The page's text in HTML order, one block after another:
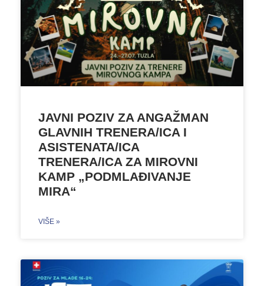
JAVNI POZIV ZA ANGAŽMAN
GLAVNIH TRENERA/ICA I
ASISTENATA/ICA
TRENERA/ICA ZA MIROVNI
KAMP „PODMLAĐIVANJE
MIRA“
VIŠE »